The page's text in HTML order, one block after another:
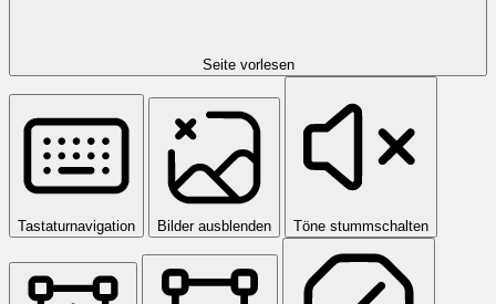
Seite vorlesen
Tastaturnavigation Bilder ausblenden Töne stummschalten